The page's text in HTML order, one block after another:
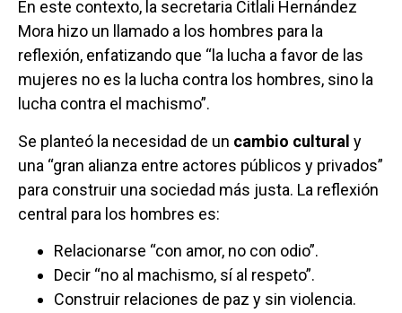
En este contexto, la secretaria Citlali Hernández
Mora hizo un llamado a los hombres para la
reflexión, enfatizando que “la lucha a favor de las
mujeres no es la lucha contra los hombres, sino la
lucha contra el machismo”.
Se planteó la necesidad de un cambio cultural y
una “gran alianza entre actores públicos y privados”
para construir una sociedad más justa. La reflexión
central para los hombres es:
Relacionarse “con amor, no con odio”.
Decir “no al machismo, sí al respeto”.
Construir relaciones de paz y sin violencia.